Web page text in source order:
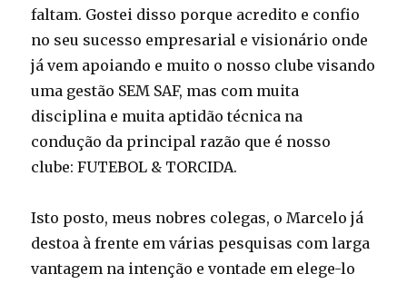
faltam. Gostei disso porque acredito e confio
no seu sucesso empresarial e visionário onde
já vem apoiando e muito o nosso clube visando
uma gestão SEM SAF, mas com muita
disciplina e muita aptidão técnica na
condução da principal razão que é nosso
clube: FUTEBOL & TORCIDA.
Isto posto, meus nobres colegas, o Marcelo já
destoa à frente em várias pesquisas com larga
vantagem na intenção e vontade em elege-lo